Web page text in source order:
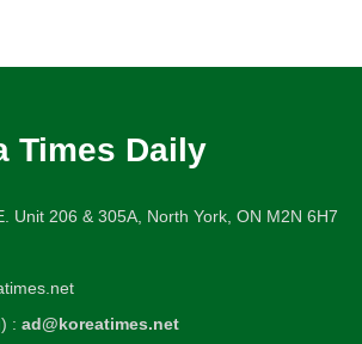
Times Daily
Unit 206 & 305A, North York, ON M2N 6H7
: ad@koreatimes.net